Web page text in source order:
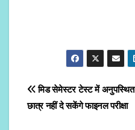
Post
navigation
मिड सेमेस्टर टेस्ट में अनुपस्थित
छात्र नहीं दे सकेंगे फाइनल परीक्षा